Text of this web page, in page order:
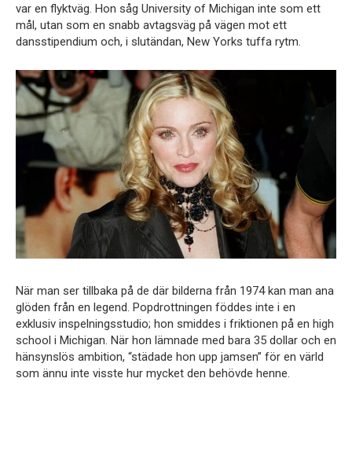
var en flyktväg. Hon såg University of Michigan inte som ett
mål, utan som en snabb avtagsväg på vägen mot ett
dansstipendium och, i slutändan, New Yorks tuffa rytm.
När man ser tillbaka på de där bilderna från 1974 kan man ana
glöden från en legend. Popdrottningen föddes inte i en
exklusiv inspelningsstudio; hon smiddes i friktionen på en high
school i Michigan. När hon lämnade med bara 35 dollar och en
hänsynslös ambition, “städade hon upp jamsen” för en värld
som ännu inte visste hur mycket den behövde henne.